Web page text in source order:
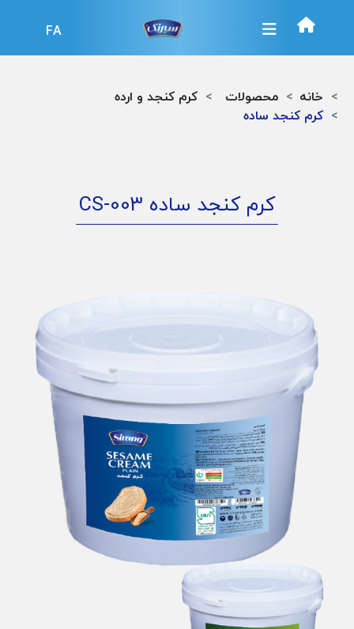
FA
خانه محصولات
کرم کنجد و ارده
کرم کنجد ساده
کرم کنجد ساده CS-003